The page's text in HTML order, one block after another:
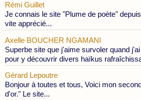
Rémi Guillet
Je connais le site "Plume de poète"
vite apprécié...
Axelle BOUCHER NGAMANI
Superbe site que j'aime survoler quand
pour y découvrir divers haïkus
Gérard Lepoutre
Bonjour à toutes et tous, Voici mon
d'or." Le site...